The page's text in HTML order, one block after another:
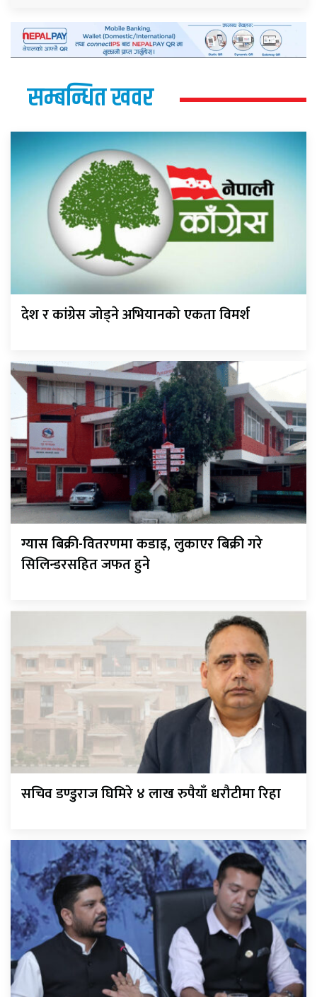
सम्बन्धित खवर
देश र कांग्रेस जोड्ने अभियानको एकता विमर्श
ग्यास बिक्री-वितरणमा कडाइ, लुकाएर बिक्री गरे
सिलिन्डरसहित जफत हुने
सचिव डण्डुराज घिमिरे ४ लाख रुपैयाँ धरौटीमा रिहा